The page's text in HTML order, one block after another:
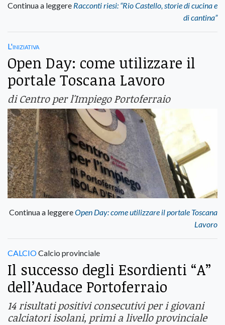
Continua a leggere Racconti riesi: “Rio Castello, storie di cucina e
di cantina”
L'iniziativa
Open Day: come utilizzare il
portale Toscana Lavoro
di Centro per l'Impiego Portoferraio
Continua a leggereOpen Day: come utilizzare il portale Toscana
Lavoro
CALCIOCalcio provinciale
Il successo degli Esordienti “A”
dell’Audace Portoferraio
14 risultati positivi consecutivi per i giovani
calciatori isolani, primi a livello provinciale